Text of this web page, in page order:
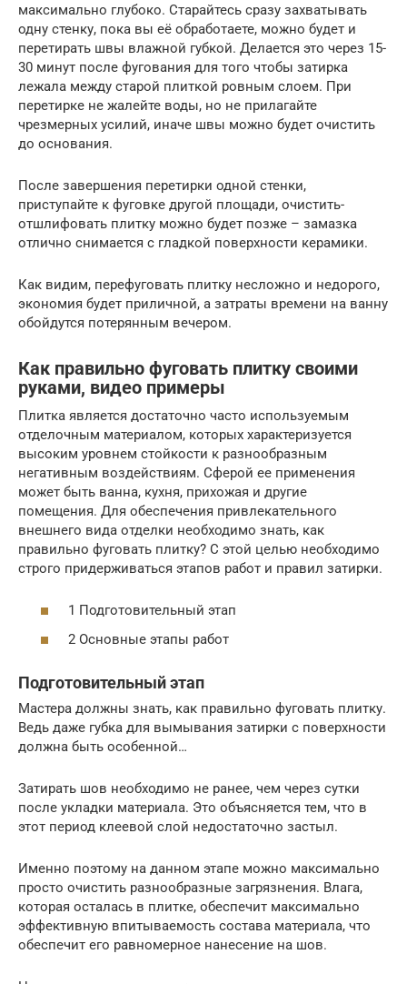
максимально глубоко. Старайтесь сразу захватывать
одну стенку, пока вы её обработаете, можно будет и
перетирать швы влажной губкой. Делается это через 15-
30 минут после фугования для того чтобы затирка
лежала между старой плиткой ровным слоем. При
перетирке не жалейте воды, но не прилагайте
чрезмерных усилий, иначе швы можно будет очистить
до основания.
После завершения перетирки одной стенки,
приступайте к фуговке другой площади, очистить-
отшлифовать плитку можно будет позже – замазка
отлично снимается с гладкой поверхности керамики.
Как видим, перефуговать плитку несложно и недорого,
экономия будет приличной, а затраты времени на ванну
обойдутся потерянным вечером.
Как правильно фуговать плитку своими
руками, видео примеры
Плитка является достаточно часто используемым
отделочным материалом, которых характеризуется
высоким уровнем стойкости к разнообразным
негативным воздействиям. Сферой ее применения
может быть ванна, кухня, прихожая и другие
помещения. Для обеспечения привлекательного
внешнего вида отделки необходимо знать, как
правильно фуговать плитку? С этой целью необходимо
строго придерживаться этапов работ и правил затирки.
1 Подготовительный этап
2 Основные этапы работ
Подготовительный этап
Мастера должны знать, как правильно фуговать плитку.
Ведь даже губка для вымывания затирки с поверхности
должна быть особенной…
Затирать шов необходимо не ранее, чем через сутки
после укладки материала. Это объясняется тем, что в
этот период клеевой слой недостаточно застыл.
Именно поэтому на данном этапе можно максимально
просто очистить разнообразные загрязнения. Влага,
которая осталась в плитке, обеспечит максимально
эффективную впитываемость состава материала, что
обеспечит его равномерное нанесение на шов.